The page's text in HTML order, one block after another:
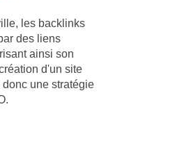
les backlinks
des liens
ainsi son
d'un site
une stratégie